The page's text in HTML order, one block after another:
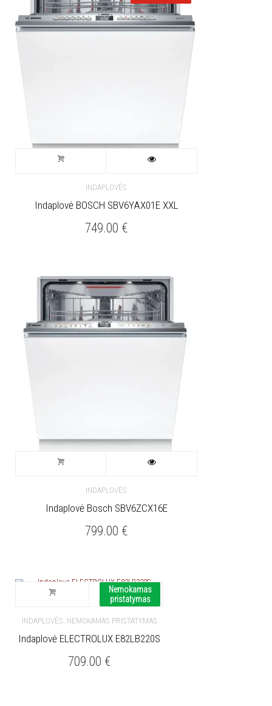
INDAPLOVĖS
Indaplovė BOSCH SBV6YAX01E XXL
749.00 €
INDAPLOVĖS
Indaplovė Bosch SBV6ZCX16E
799.00 €
Nemokamas
pristatymas
INDAPLOVĖS, NEMOKAMAS PRISTATYMAS
Indaplovė ELECTROLUX E82LB220S
709.00 €